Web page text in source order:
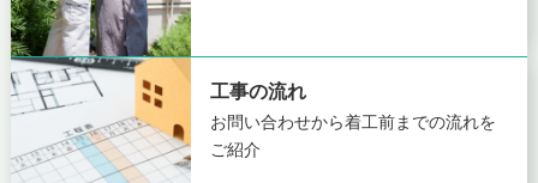
工事の流れ
お問い合わせから着工前までの流れを
ご紹介